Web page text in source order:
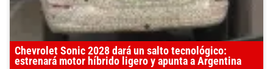
Chevrolet Sonic 2028 dará un salto tecnológico:
estrenará motor híbrido ligero y apunta a Argentina